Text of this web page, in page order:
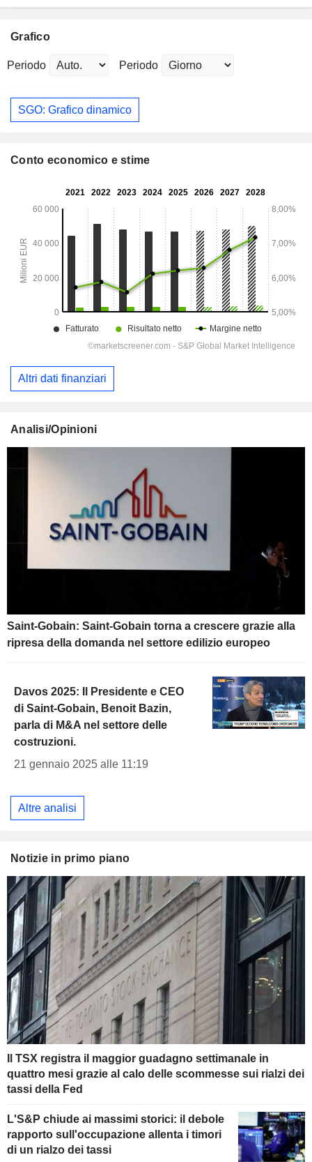
Grafico
Periodo Periodo
SGO: Grafico dinamico
Conto economico e stime
Altri dati finanziari
Analisi/Opinioni
Saint-Gobain: Saint-Gobain torna a crescere grazie alla
ripresa della domanda nel settore edilizio europeo
Davos 2025: Il Presidente e CEO
di Saint-Gobain, Benoit Bazin,
parla di M&A nel settore delle
costruzioni.
21 gennaio 2025 alle 11:19
Altre analisi
Notizie in primo piano
Il TSX registra il maggior guadagno settimanale in
quattro mesi grazie al calo delle scommesse sui rialzi dei
tassi della Fed
L'S&P chiude ai massimi storici: il debole
rapporto sull'occupazione allenta i timori
di un rialzo dei tassi